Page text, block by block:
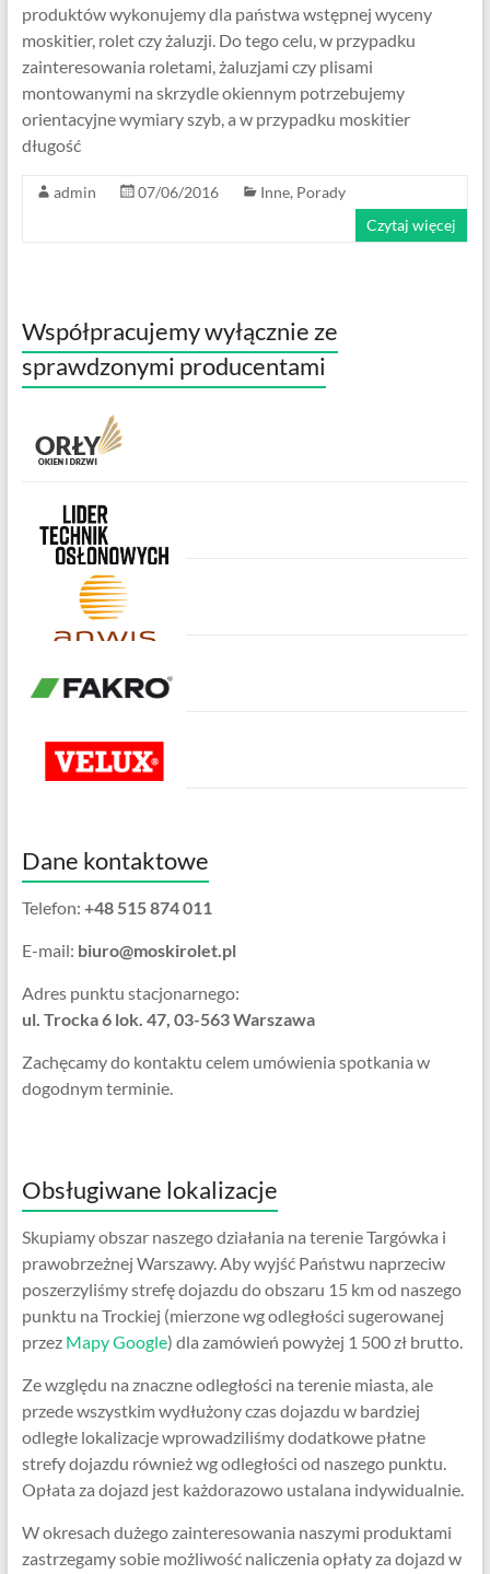
produktów wykonujemy dla państwa wstępnej wyceny
moskitier, rolet czy żaluzji. Do tego celu, w przypadku
zainteresowania roletami, żaluzjami czy plisami
montowanymi na skrzydle okiennym potrzebujemy
orientacyjne wymiary szyb, a w przypadku moskitier
długość
admin 07/06/2016 Inne, Porady
Czytaj więcej
Współpracujemy wyłącznie ze
sprawdzonymi producentami
Dane kontaktowe
Telefon: +48 515 874 011
E-mail: biuro@moskirolet.pl
Adres punktu stacjonarnego:
ul. Trocka 6 lok. 47, 03-563 Warszawa
Zachęcamy do kontaktu celem umówienia spotkania w
dogodnym terminie.
Obsługiwane lokalizacje
Skupiamy obszar naszego działania na terenie Targówka i
prawobrzeżnej Warszawy. Aby wyjść Państwu naprzeciw
poszerzyliśmy strefę dojazdu do obszaru 15 km od naszego
punktu na Trockiej (mierzone wg odległości sugerowanej
przez Mapy Google) dla zamówień powyżej 1 500 zł brutto.
Ze względu na znaczne odległości na terenie miasta, ale
przede wszystkim wydłużony czas dojazdu w bardziej
odległe lokalizacje wprowadziliśmy dodatkowe płatne
strefy dojazdu również wg odległości od naszego punktu.
Opłata za dojazd jest każdorazowo ustalana indywidualnie.
W okresach dużego zainteresowania naszymi produktami
zastrzegamy sobie możliwość naliczenia opłaty za dojazd w